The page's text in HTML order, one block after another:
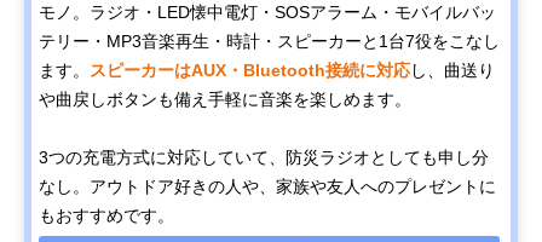
モノ。ラジオ・LED懐中電灯・SOSアラーム・モバイルバッ
テリー・MP3音楽再生・時計・スピーカーと1台7役をこなし
ます。
スピーカーはAUX・Bluetooth接続に対応し、曲送り
や曲戻しボタンも備え手軽に音楽を楽しめます。
3つの充電方式に対応していて、防災ラジオとしても申し分
なし。アウトドア好きの人や、家族や友人へのプレゼントに
もおすすめです。